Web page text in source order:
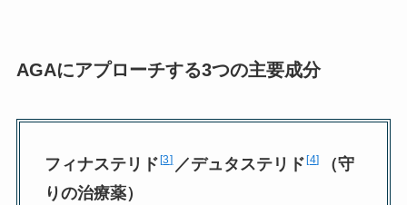
AGAにアプローチする3つの主要成分
フィナステリド 3 ／デュタステリド 4
（守
りの治療薬）